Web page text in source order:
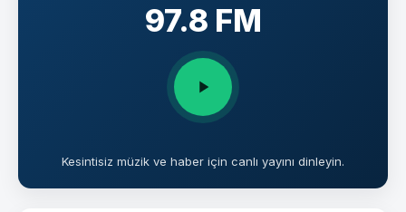
97.8 FM
Kesintisiz müzik ve haber için canlı yayını dinleyin.